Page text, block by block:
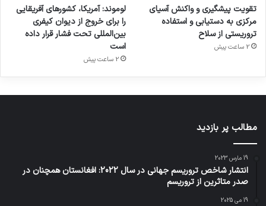
تقویت پیشگیری و واکنش آسیای
مرکزی به دستیابی و استفاده
تروریستی از سلاح
2 ساعت پیش
لوموند: آمریکا، کشورهای آفریقایی
را برای خروج از دیوان کیفری
بین‌المللی تحت فشار قرار داده
است
2 ساعت پیش
مطالب پر بازدید
19 مارس 2023
انتشار شاخص تروریسم جهانی در سال 2022: افغانستان همچنان در
صدر متاثرین از تروریسم
19 می 2025